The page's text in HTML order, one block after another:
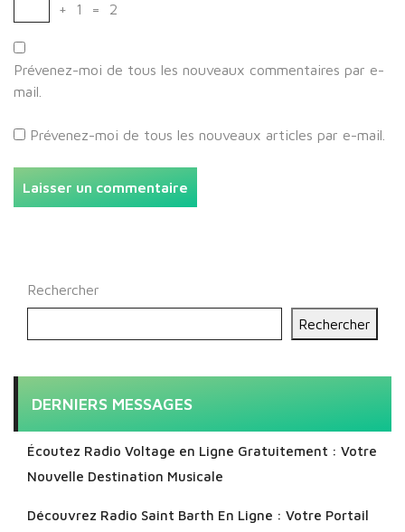
+ 1 = 2
Prévenez-moi de tous les nouveaux commentaires par e-
mail.
Prévenez-moi de tous les nouveaux articles par e-mail.
Rechercher
Rechercher
DERNIERS MESSAGES
Écoutez Radio Voltage en Ligne Gratuitement : Votre
Nouvelle Destination Musicale
Découvrez Radio Saint Barth En Ligne : Votre Portail